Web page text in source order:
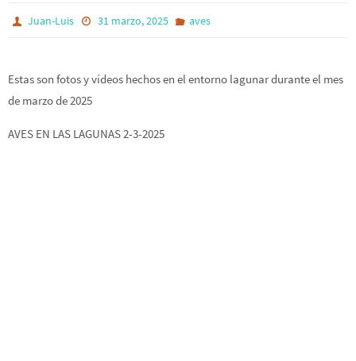
Juan-Luis 31 marzo, 2025 aves
Estas son fotos y vídeos hechos en el entorno lagunar durante el mes
de marzo de 2025
AVES EN LAS LAGUNAS 2-3-2025